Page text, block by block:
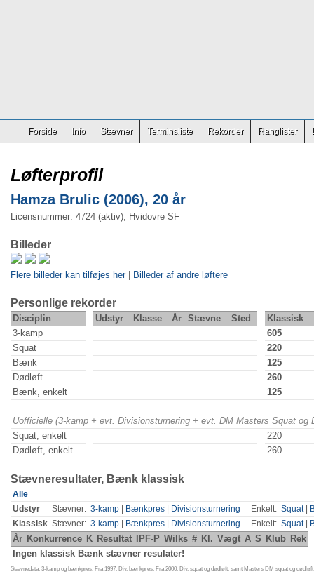
Forside Info Stævner Terminsliste Rekorder Ranglister
Løfterprofil
Hamza Brulic (2006), 20 år
Licensnummer: 4724 (aktiv), Hvidovre SF
Billeder
Flere billeder kan tilføjes her| Billeder af andre løftere
Personlige rekorder
Disciplin Udstyr Klasse År Stævne Sted
Klassisk
3-kamp
605
Squat
220
Bænk
125
Dødløft
260
Bænk, enkelt
125
Uofficielle (3-kamp + evt. Divisionsturnering + evt. DM Masters Squat
Squat, enkelt
220
Dødløft, enkelt
260
Stævneresultater, Bænk klassisk
Alle
Udstyr
Stævner: 3-kamp Bænkpres Divisionsturnering Enkelt: Squat|
Klassisk Stævner: 3-kamp Bænkpres Divisionsturnering Enkelt: Squat|
År Konkurrence K Resultat IPF-P Wilks # Kl. Vægt A S Klub Rek
Ingen klassisk Bænk stævner resulater!
Stævnedata: 3-kamp og bænkpres: Fra 1997. Div. bænkpres: Fra 2000. Div. squat og dødløft, samt Masters DM squat og